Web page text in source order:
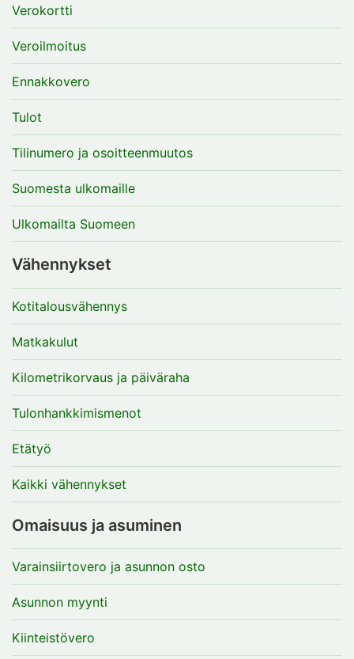
Verokortti
Veroilmoitus
Ennakkovero
Tulot
Tilinumero ja osoitteenmuutos
Suomesta ulkomaille
Ulkomailta Suomeen
Vähennykset
Kotitalousvähennys
Matkakulut
Kilometrikorvaus ja päiväraha
Tulonhankkimismenot
Etätyö
Kaikki vähennykset
Omaisuus ja asuminen
Varainsiirtovero ja asunnon osto
Asunnon myynti
Kiinteistövero